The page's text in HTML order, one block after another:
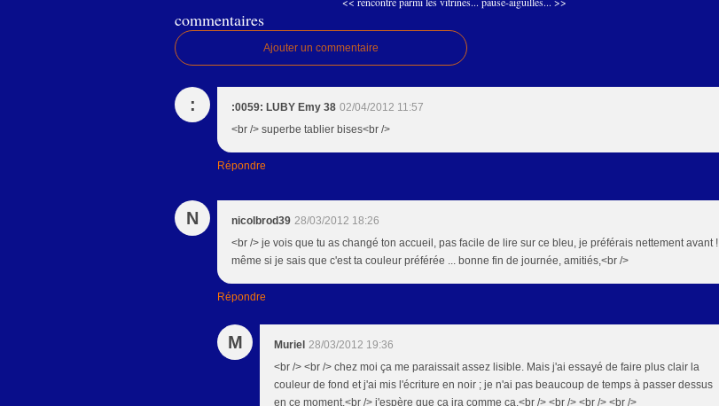
commentaires
Ajouter un commentaire
: :0059: LUBY Emy 38 02/04/2012 11:57
<br /> superbe tablier bises<br />
Répondre
N nicolbrod39 28/03/2012 18:26
<br /> je vois que tu as changé ton accueil, pas facile de lire sur ce bleu, je préférais nettement avant !
même si je sais que c'est ta couleur préférée ... bonne fin de journée, amitiés,<br />
Répondre
M Muriel 28/03/2012 19:36
<br /> <br /> chez moi ça me paraissait assez lisible. Mais j'ai essayé de faire plus clair la
couleur de fond et j'ai mis l'écriture en noir ; je n'ai pas beaucoup de temps à passer dessus
en ce moment,<br /> j'espère que ça ira comme ça.<br /> <br /> <br /> <br />